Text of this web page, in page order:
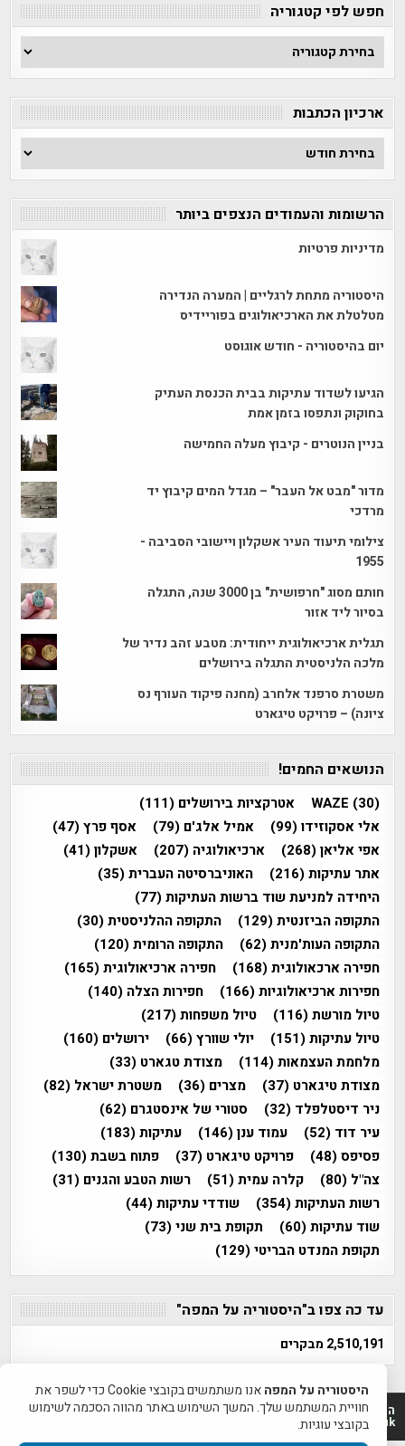
חפש לפי קטגוריה
חפש
לפי
ארכיון הכתבות
ארכיון
הכתבות
הרשומות והעמודים הנצפים ביותר
מדיניות פרטיות
היסטוריה מתחת לרגליים | המערה הנדירה
מטלטלת את הארכיאולוגים בפוריידיס
יום בהיסטוריה - חודש אוגוסט
הגיעו לשדוד עתיקות בבית הכנסת העתיק
בחוקוק ונתפסו בזמן אמת
בניין הנוטרים - קיבוץ מעלה החמישה
מדור "מבט אל העבר" – מגדל המים קיבוץ יד
מרדכי
צילומי תיעוד העיר אשקלון ויישובי הסביבה -
1955
חותם מסוג "חרפושית" בן 3000 שנה, התגלה
בסיור ליד אזור
תגלית ארכיאולוגית ייחודית: מטבע זהב נדיר של
מלכה הלניסטית התגלה בירושלים
משטרת סרפנד אלחרב (מחנה פיקוד העורף נס
ציונה) – פרויקט טיגארט
הנושאים החמים!
WAZE (30) אטרקציות בירושלים (111)
אלי אסקוזידו(99) אמיל אלג'ם (79) אסף פרץ(47)
אפי אליאן(268) ארכיאולוגיה (207) אשקלון(41)
אתר עתיקות(216) האוניברסיטה העברית(35)
היחידה למניעת שוד ברשות העתיקות(77)
התקופה הביזנטית(129) התקופה ההלניסטית(30)
התקופה העות'מנית(62) התקופה הרומית(120)
חפירה ארכאולוגית(168) חפירה ארכיאולוגית(165)
חפירות ארכיאולוגיות(166) חפירות הצלה (140)
טיול מורשת(116) טיול משפחות(217)
טיול עתיקות(151) יולי שוורץ(66) ירושלים (160)
מלחמת העצמאות(114) מצודת טגארט (33)
מצודת טיגארט (37) מצרים (36) משטרת ישראל (82)
ניר דיסטלפלד (32) סטורי של אינסטגרם (62)
עיר דוד (52) עמוד ענן(146) עתיקות(183)
פסיפס(48) פרויקט טיגארט (37) פתוח בשבת(130)
צה"ל (80) קלרה עמית(51) רשות הטבע והגנים (31)
רשות העתיקות(354) שודדי עתיקות(44)
שוד עתיקות(60) תקופת בית שני(73)
תקופת המנדט הבריטי(129)
עד כה צפו ב"היסטוריה על המפה"
2,510,191 מבקרים
היסטוריה על המפה 2011-2026 | פרוייקט טיגארט 2012-2026|
www.mapah.co.il | www.tegart.uk
היסטוריה על המפה
אנו משתמשים בקובצי Cookie כדי לשפר את
חוויית המשתמש שלך. המשך השימוש באתר מהווה הסכמה לשימוש
בקובצי עוגיות.